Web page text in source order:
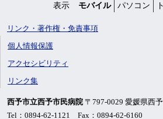
表示 モバイル パソコン
リンク・著作権・免責事項
個人情報保護
アクセシビリティ
リンク集
西予市立西予市民病院 〒797-0029 愛媛県西
Tel：0894-62-1121 Fax：0894-62-6160